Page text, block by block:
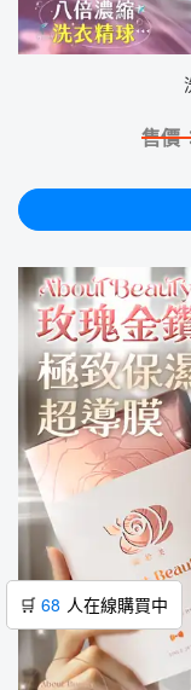
🛒65 人在線購買中
售價